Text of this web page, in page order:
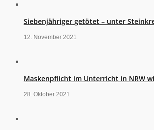
Siebenjähriger getötet – unter
12. November 2021
Maskenpflicht im Unterricht in NRW
28. Oktober 2021